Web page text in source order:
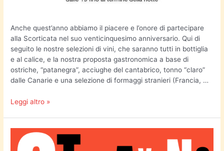
Anche quest’anno abbiamo il piacere e l’onore di partecipare
alla Scorticata nel suo venticinquesimo anniversario. Qui di
seguito le nostre selezioni di vini, che saranno tutti in bottiglia
e al calice, e la nostra proposta gastronomica a base di
ostriche, “patanegra”, acciughe del cantabrico, tonno “claro”
dalle Canarie e una selezione di formaggi stranieri (Francia, …
Leggi altro »